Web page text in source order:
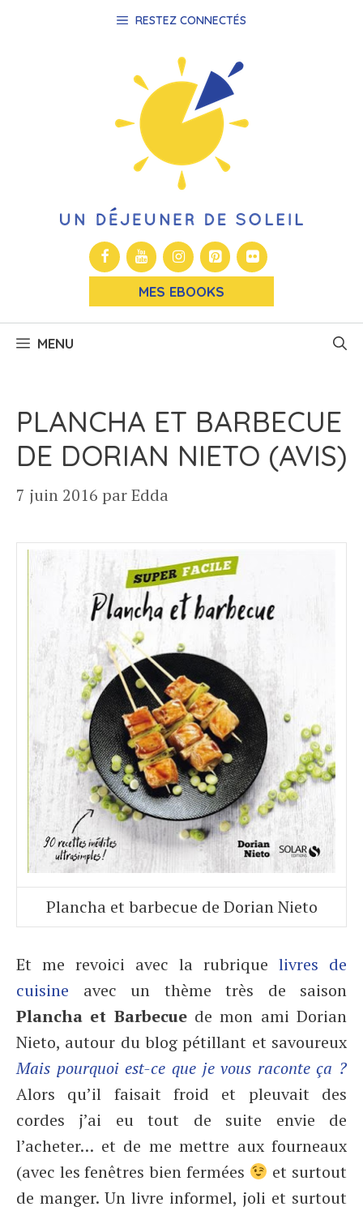
RESTEZ CONNECTÉS
MES EBOOKS
MENU
PLANCHA ET BARBECUE
DE DORIAN NIETO (AVIS)
7 juin 2016 parEdda
Plancha et barbecue de Dorian Nieto
Et me revoici avec la rubrique livres de
cuisine avec un thème très de saison
Plancha et Barbecuede mon ami Dorian
Nieto, autour du blog pétillant et savoureux
Mais pourquoi est-ce que je vous raconte ça ?
Alors qu’il faisait froid et pleuvait des
cordes j’ai eu tout de suite envie de
l’acheter… et de me mettre aux fourneaux
(avec les fenêtres bien fermées
et surtout
de manger. Un livre informel, joli et surtout